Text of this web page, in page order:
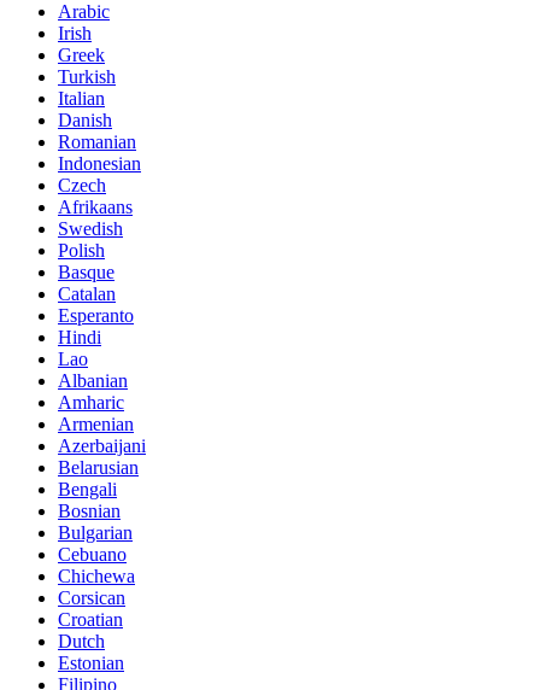
Arabic
Irish
Greek
Turkish
Italian
Danish
Romanian
Indonesian
Czech
Afrikaans
Swedish
Polish
Basque
Catalan
Esperanto
Hindi
Lao
Albanian
Amharic
Armenian
Azerbaijani
Belarusian
Bengali
Bosnian
Bulgarian
Cebuano
Chichewa
Corsican
Croatian
Dutch
Estonian
Filipino